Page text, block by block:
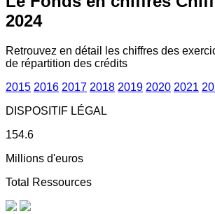
2024
Retrouvez en détail les chiffres des
de répartition des crédits
2015 2016 2017 2018 2019 2020 2021
DISPOSITIF LÉGAL
154.6
Millions d'euros
Total Ressources